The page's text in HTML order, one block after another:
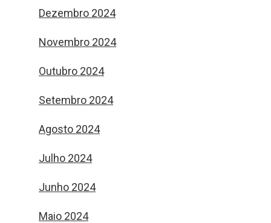
Dezembro 2024
Novembro 2024
Outubro 2024
Setembro 2024
Agosto 2024
Julho 2024
Junho 2024
Maio 2024